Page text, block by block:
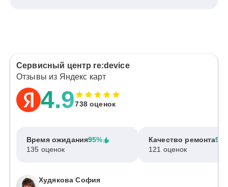
Сервисный центр re:device
Отзывы из Яндекс карт
4.9738 оценок
Время ожидания95%
135 оценок
Качество ремонта
121 оценок
Худякова София